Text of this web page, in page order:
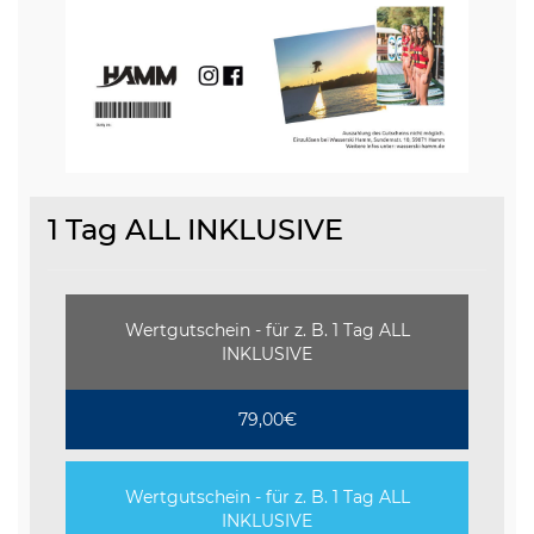
1 Tag ALL INKLUSIVE
Wertgutschein - für z. B. 1 Tag ALL
INKLUSIVE
79,00€
Wertgutschein - für z. B. 1 Tag ALL
INKLUSIVE